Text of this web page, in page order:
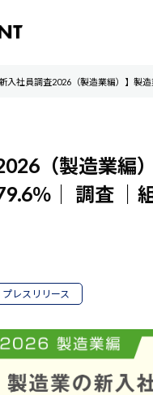
新入社員調査2026（製造業編）】製
（製造業
％｜ 調査 ｜
プレスリリース